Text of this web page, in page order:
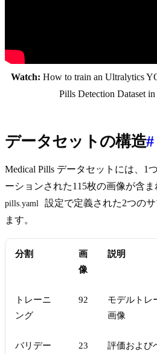
Watch: How to train an Ultralytics
Pills Detection Dataset in
データセットの構造#
Medical Pills データセットには、1
ーションされた115枚の画像が含ま
pills.yaml
設定で定義された2つの
ます。
分割
画
像
説明
トレーニ
ング
92
モデルトレ
画像
バリデー
23
評価および